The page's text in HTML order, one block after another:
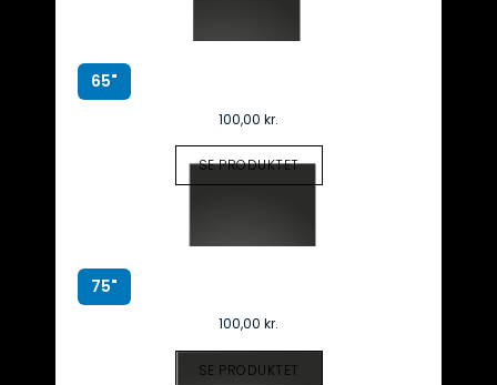
65"
100,00 kr.
SE PRODUKTET
75"
100,00 kr.
SE PRODUKTET